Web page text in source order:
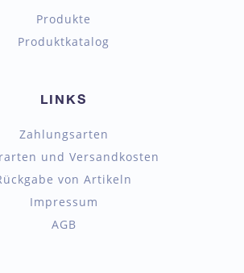
Produkte
Produktkatalog
LINKS
Zahlungsarten
und Versandkosten
von Artikeln
Impressum
AGB